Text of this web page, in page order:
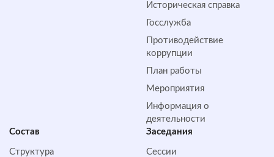
Историческая справка
Госслужба
Противодействие
коррупции
План работы
Мероприятия
Информация о
деятельности
Состав
Структура
Заседания
Сессии